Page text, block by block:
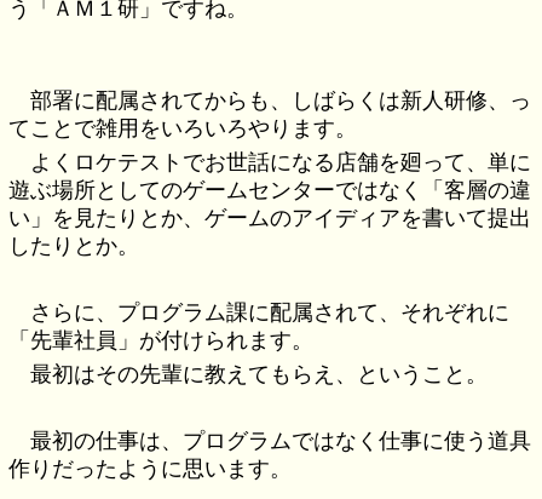
う「ＡＭ１研」ですね。
部署に配属されてからも、しばらくは新人研修、っ
てことで雑用をいろいろやります。
よくロケテストでお世話になる店舗を廻って、単に
遊ぶ場所としてのゲームセンターではなく「客層の違
い」を見たりとか、ゲームのアイディアを書いて提出
したりとか。
さらに、プログラム課に配属されて、それぞれに
「先輩社員」が付けられます。
最初はその先輩に教えてもらえ、ということ。
最初の仕事は、プログラムではなく仕事に使う道具
作りだったように思います。